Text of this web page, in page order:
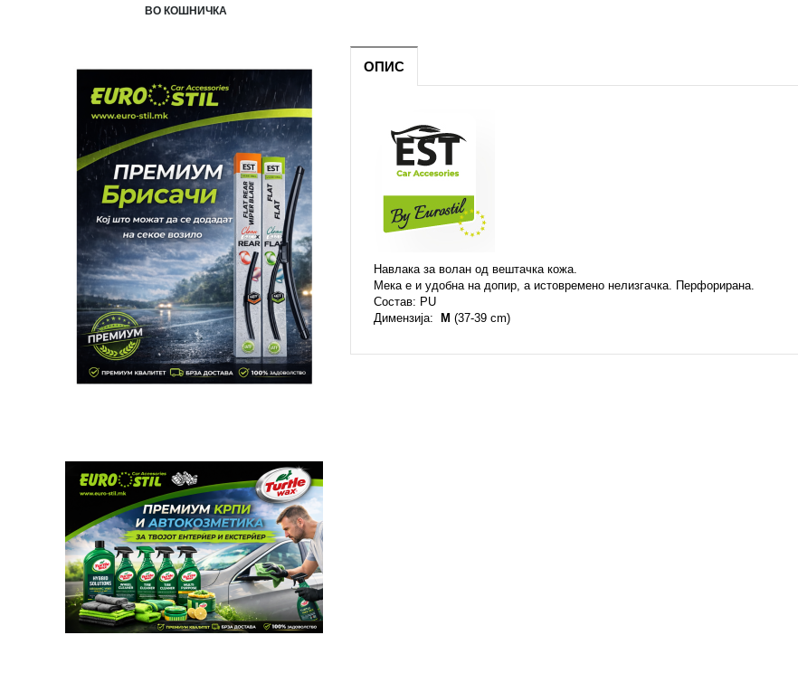
ВО КОШНИЧКА
ОПИС
Навлака за волан од вештачка кожа.
Мека е и удобна на допир, а истовремено нелизгачка. Перфорирана.
Состав: PU
Димензија:
M (37-39 cm)